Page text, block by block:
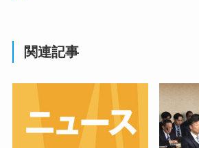
関連記事